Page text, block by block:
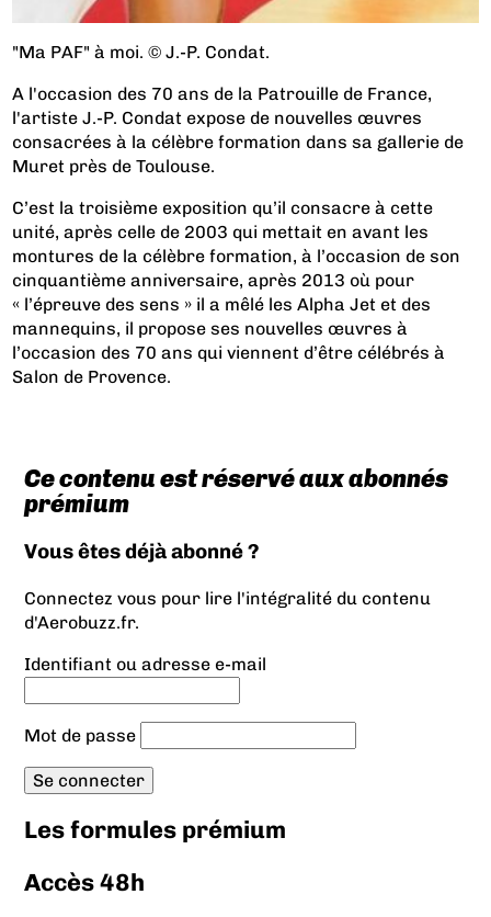
"Ma PAF" à moi. © J.-P. Condat.
A l'occasion des 70 ans de la Patrouille de France,
l'artiste J.-P. Condat expose de nouvelles œuvres
consacrées à la célèbre formation dans sa gallerie de
Muret près de Toulouse.
C’est la troisième exposition qu’il consacre à cette
unité, après celle de 2003 qui mettait en avant les
montures de la célèbre formation, à l’occasion de son
cinquantième anniversaire, après 2013 où pour
« l’épreuve des sens » il a mêlé les Alpha Jet et des
mannequins, il propose ses nouvelles œuvres à
l’occasion des 70 ans qui viennent d’être célébrés à
Salon de Provence.
Ce contenu est réservé aux abonnés
prémium
Vous êtes déjà abonné ?
Connectez vous pour lire l'intégralité du contenu
d'Aerobuzz.fr.
Identifiant ou adresse e-mail
Mot de passe
Les formules prémium
Accès 48h